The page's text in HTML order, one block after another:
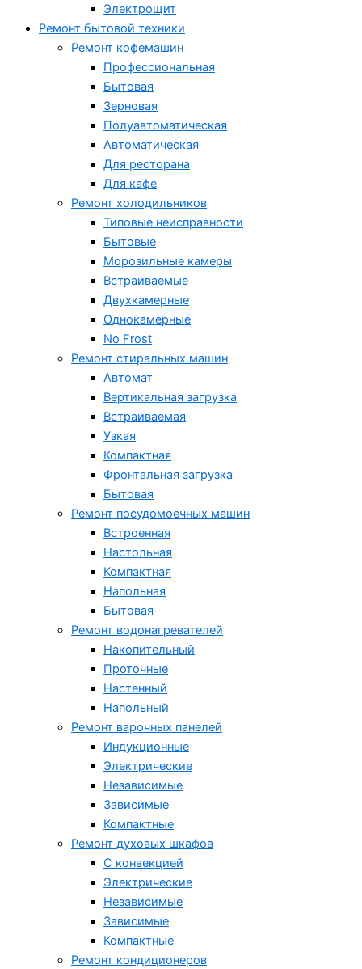
Электрощит
Ремонт бытовой техники
Ремонт кофемашин
Профессиональная
Бытовая
Зерновая
Полуавтоматическая
Автоматическая
Для ресторана
Для кафе
Ремонт холодильников
Типовые неисправности
Бытовые
Морозильные камеры
Встраиваемые
Двухкамерные
Однокамерные
No Frost
Ремонт стиральных машин
Автомат
Вертикальная загрузка
Встраиваемая
Узкая
Компактная
Фронтальная загрузка
Бытовая
Ремонт посудомоечных машин
Встроенная
Настольная
Компактная
Напольная
Бытовая
Ремонт водонагревателей
Накопительный
Проточные
Настенный
Напольный
Ремонт варочных панелей
Индукционные
Электрические
Независимые
Зависимые
Компактные
Ремонт духовых шкафов
С конвекцией
Электрические
Независимые
Зависимые
Компактные
Ремонт кондиционеров